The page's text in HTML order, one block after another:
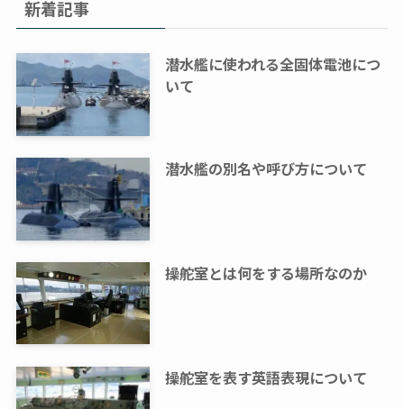
新着記事
潜水艦に使われる全固体電池につ
いて
潜水艦の別名や呼び方について
操舵室とは何をする場所なのか
操舵室を表す英語表現について